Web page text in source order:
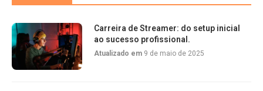
Carreira de Streamer: do setup inicial
ao sucesso profissional.
Atualizado em 9 de maio de 2025